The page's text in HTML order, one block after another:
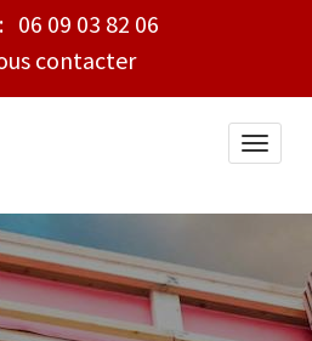
06 09 03 82 06
contacter
Toggle